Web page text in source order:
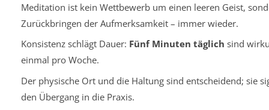
Meditation ist kein Wettbewerb um einen leeren Geist,
Zurückbringen der Aufmerksamkeit – immer wieder.
Konsistenz schlägt Dauer: Fünf Minuten täglich sind
einmal pro Woche.
Der physische Ort und die Haltung sind entscheidend; sie
den Übergang in die Praxis.